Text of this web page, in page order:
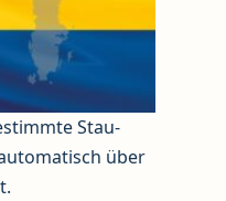
Stau-
über